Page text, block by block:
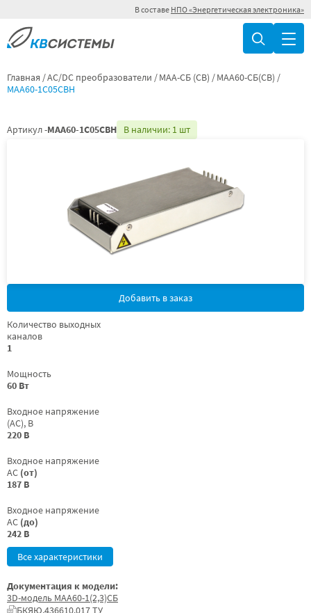
В составе НПО «Энергетическая электроника»
Главная AC/DC преобразователи МАА-СБ (СВ)
МАА60-СБ(СВ)
МАА60-1С05СВН
Артикул -МАА60-1С05СВН В наличии: 1 шт
Добавить в заказ
Количество выходных
каналов
1
Мощность
60 Вт
Входное напряжение
(AC), В
220 В
Входное напряжение
AC (от)
187 В
Входное напряжение
AC (до)
242 В
Все характеристики
Документация к модели:
3D-модель МАА60-1(2,3)СБ
БКЯЮ.436610.017 ТУ